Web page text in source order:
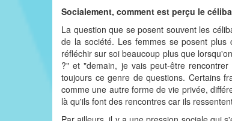
Socialement, comment est perçu le
La question que se posent souvent les
de la société. Les femmes se posent
réfléchir sur soi beaucoup plus que
?" et "demain, je vais peut-être
toujours ce genre de questions. Certains
comme une autre forme de vie privée,
là qu'ils font des rencontres car ils